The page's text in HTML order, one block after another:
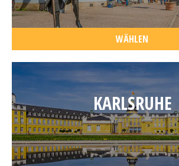
WÄHLEN
KARLSRUHE